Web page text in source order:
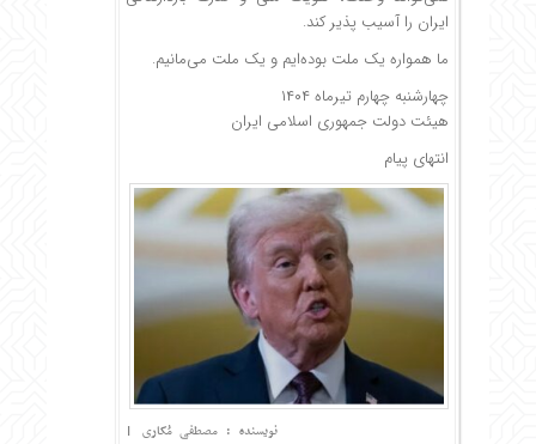
ایران را آسیب پذیر کند.
ما همواره یک ملت بوده‌ایم و یک ملت می‌مانیم.
چهارشنبه چهارم تیرماه ۱۴۰۴
هیئت دولت جمهوری اسلامی ایران
انتهای پیام
نویسنده : مصطفی مُکاری |